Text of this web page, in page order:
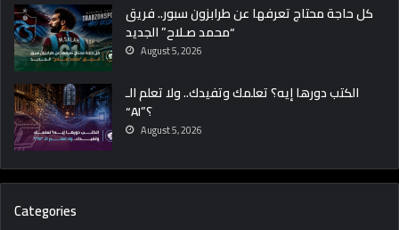
كل حاجة محتاج تعرفها عن طرابزون سبور.. فريق
“محمد صـلاح” الجديد
August 5, 2026
الكتب دورها إيه؟ تعلمك وتفيدك.. ولا تعلم الـ
“AI”؟
August 5, 2026
Categories